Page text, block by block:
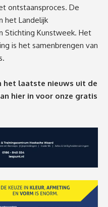
ontstaansproces. De
het Landelijk
Stichting Kunstweek. Het
is het samenbrengen van
het laatste nieuws uit de
hier in voor onze gratis